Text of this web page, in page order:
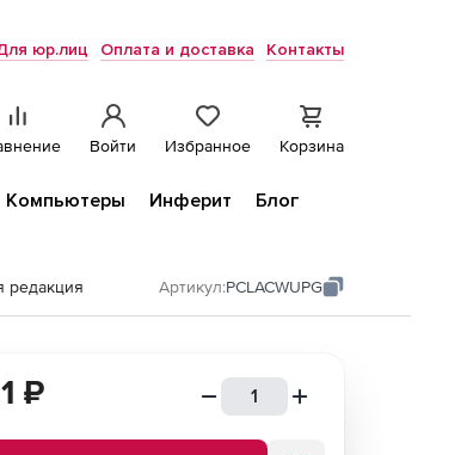
юр.лиц Оплата и доставка Контакты
Войти Избранное Корзина
Компьютеры Инферит
Блог
редакция Артикул:PCLACWUPG
₽